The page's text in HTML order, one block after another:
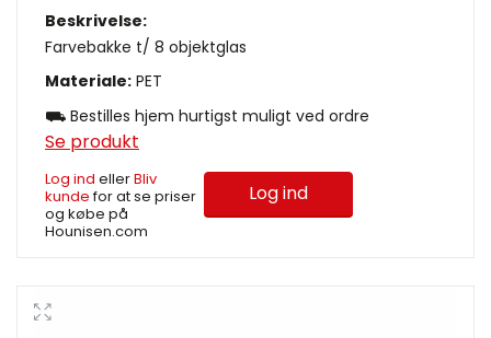
Beskrivelse:
Farvebakke t/ 8 objektglas
Materiale: PET
⛟ Bestilles hjem hurtigst muligt ved ordre
Se produkt
Log ind ellerBliv
kundefor at se priser
og købe på
Hounisen.com
Log ind